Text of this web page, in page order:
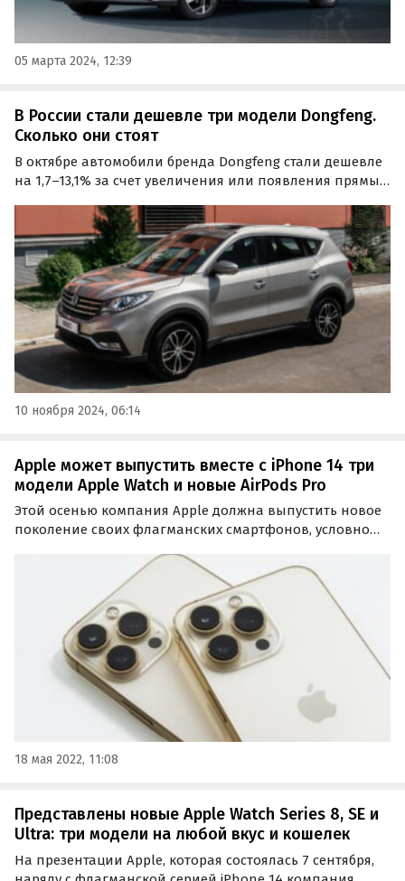
05 марта 2024, 12:39
В России стали дешевле три модели Dongfeng.
Сколько они стоят
В октябре автомобили бренда Dongfeng стали дешевле
на 1,7–13,1% за счет увеличения или появления прямых
прежнем уровне, выяснили «Автоновости дня».
10 ноября 2024, 06:14
Apple может выпустить вместе с iPhone 14 три
модели Apple Watch и новые AirPods Pro
Этой осенью компания Apple должна выпустить новое
поколение своих флагманских смартфонов, условно
другие мобильные новинки Apple, о чем сообщает
издание Gizmochina, авторам которого стала известна…
18 мая 2022, 11:08
Представлены новые Apple Watch Series 8, SE и
Ultra: три модели на любой вкус и кошелек
На презентации Apple, которая состоялась 7 сентября,